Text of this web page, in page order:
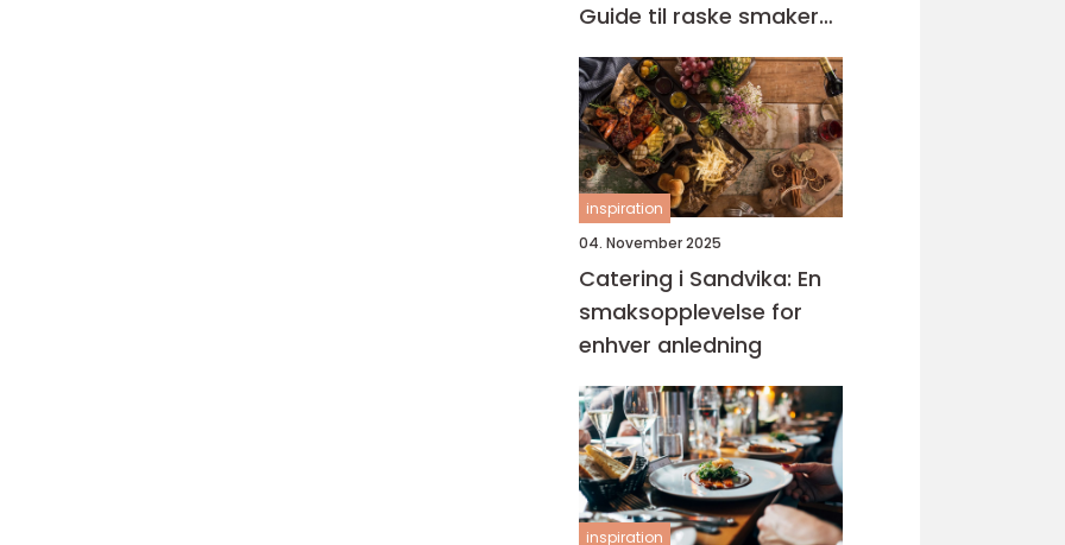
Guide til raske smaker
på Sotra
inspiration
04. November 2025
Catering i Sandvika: En
smaksopplevelse for
enhver anledning
inspiration